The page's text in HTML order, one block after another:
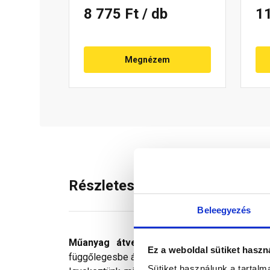
Beleegyezés
Ez a weboldal sütiket
8 775 Ft / db
Megnézem
Részletes leírás
Műanyag átvezető alapcserép
függőlegesbe állítható 20-50 fokos tetőhajlás